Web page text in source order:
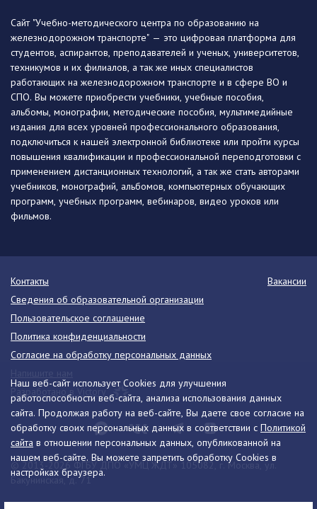
Наш веб-сайт использует Cookies для улучшения
работоспособности веб-сайта, анализа использования данных
сайта. Продолжая работу на веб-сайте, Вы даете свое согласие на
обработку своих персональных данных в соответствии с Политикой
сайта в отношении персональных данных, опубликованной на
нашем веб-сайте. Вы можете запретить обработку Cookies в
настройках браузера.
Сайт "Учебно-методического центра по образованию на
железнодорожном транспорте" — это цифровая платформа для
студентов, аспирантов, преподавателей и ученых, университетов,
техникумов и их филиалов, а так же иных специалистов
работающих на железнодорожном транспорте и в сфере ВО и
СПО. Вы можете приобрести учебники, учебные пособия,
альбомы, монографии, методические пособия, мультимедийные
издания для всех уровней профессионального образования,
подключиться к нашей электронной библиотеке или пройти курсы
повышения квалификации и профессиональной переподготовки с
применением дистанционных технологий, а так же стать авторами
учебников, монографий, альбомов, компьютерных обучающих
программ, учебных программ, вебинаров, видео уроков или
фильмов.
© 2013-2026 ФГБУ ДПО «УМЦ ЖДТ» 105082, г. Москва, ул.
Бакунинская, д. 71
Телефон:8 (495) 739-00-30 info@umczdt.ru схема проезда
Контакты
Вакансии
Сведения об образовательной организации
Пользовательское соглашение
Политика конфиденциальности
Согласие на обработку персональных данных
Разработано в Victory